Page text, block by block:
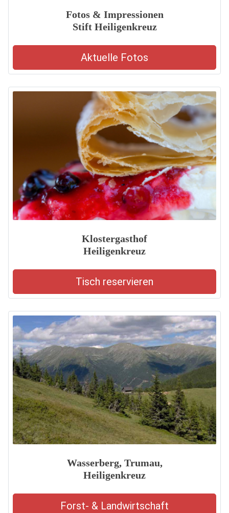
Fotos & Impressionen
Stift Heiligenkreuz
Aktuelle Fotos
Klostergasthof
Heiligenkreuz
Tisch reservieren
Wasserberg, Trumau,
Heiligenkreuz
Forst- & Landwirtschaft